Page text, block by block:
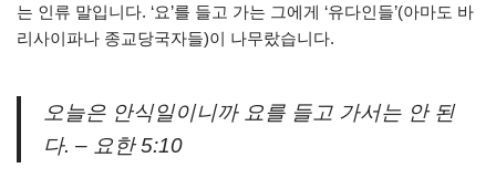
는 인류 말입니다. ‘요’를 들고 가는 그에게 ‘유다인들’(아마도 바
리사이파나 종교당국자들)이 나무랐습니다.
오늘은 안식일이니까 요를 들고 가서는 안 된
다. – 요한 5:10